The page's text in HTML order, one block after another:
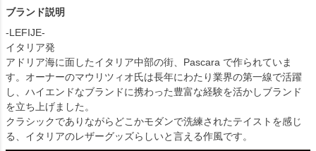
ブランド説明
-LEFIJE-
イタリア発
アドリア海に面したイタリア中部の街、Pascara で作られていま
す。オーナーのマウリツィオ氏は長年にわたり業界の第一線で活躍
し、ハイエンドなブランドに携わった豊富な経験を活かしブランド
を立ち上げました。
クラシックでありながらどこかモダンで洗練されたテイストを感じ
る、イタリアのレザーグッズらしいと言える作風です。